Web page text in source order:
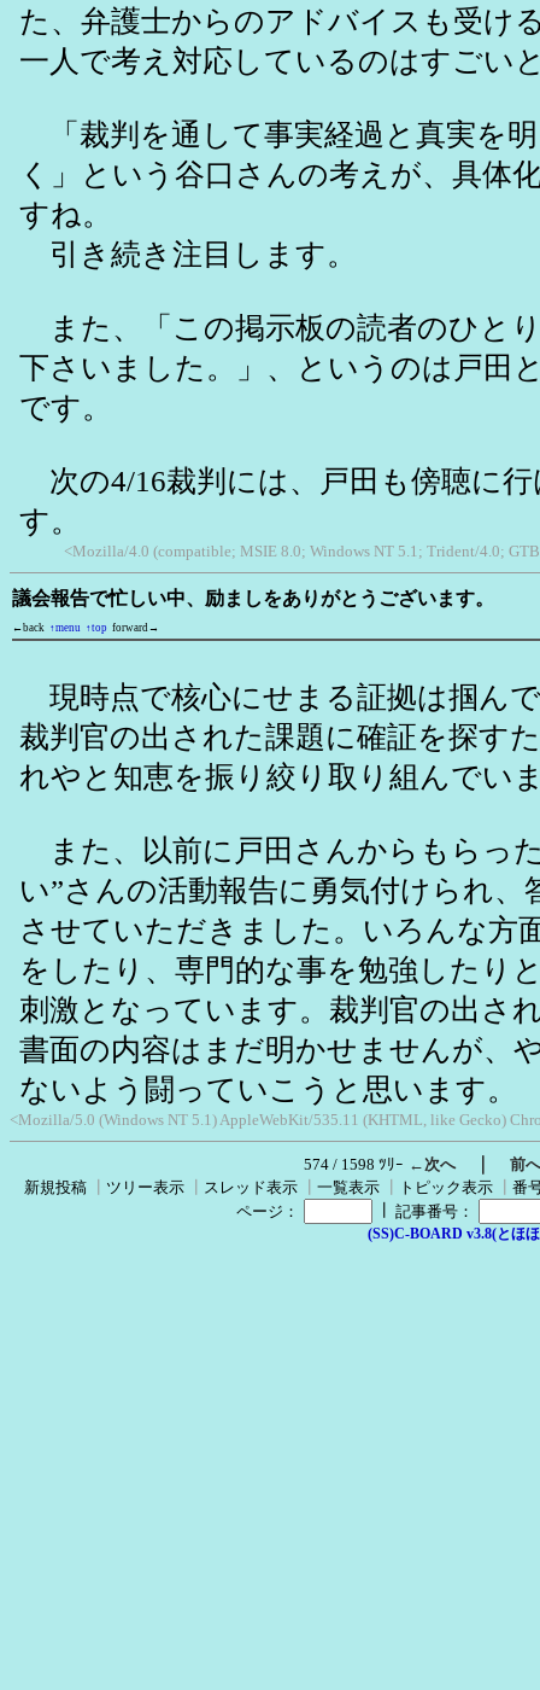
た、弁護士からのアドバイスも受け
一人で考え対応しているのはすごい
「裁判を通して事実経過と真実を
く」という谷口さんの考えが、具体
すね。
引き続き注目します。
また、「この掲示板の読者のひと
下さいました。」、というのは戸田
です。
次の4/16裁判には、戸田も傍聴に
す。
<Mozilla/4.0 (compatible; MSIE 8.0; Windows NT 5.1; Trident/4.0;
議会報告で忙しい中、励ましをありがとうございます。
←back ↑menu ↑top forward→
現時点で核心にせまる証拠は掴ん
裁判官の出された課題に確証を探す
れやと知恵を振り絞り取り組んでい
また、以前に戸田さんからもらっ
い”さんの活動報告に勇気付けられ、
させていただきました。いろんな方
をしたり、専門的な事を勉強したり
刺激となっています。裁判官の出さ
書面の内容はまだ明かせませんが、
ないよう闘っていこうと思います。
<Mozilla/5.0 (Windows NT 5.1) AppleWebKit/535.11 (KHTML, like Gecko)
574 / 1598 ﾂﾘｰ ←次へ｜ 前
新規投稿
ツリー表示 スレッド表示 一覧表示 トピック表示
番
ページ：
記事番号：
(SS)C-BOARD v3.8(とほ